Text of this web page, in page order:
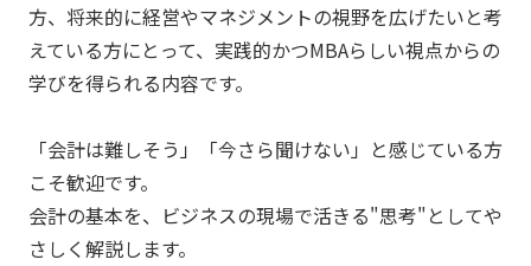
方、将来的に経営やマネジメントの視野を広げたいと考
えている方にとって、実践的かつMBAらしい視点からの
学びを得られる内容です。
「会計は難しそう」「今さら聞けない」と感じている方
こそ歓迎です。
会計の基本を、ビジネスの現場で活きる"思考"としてや
さしく解説します。